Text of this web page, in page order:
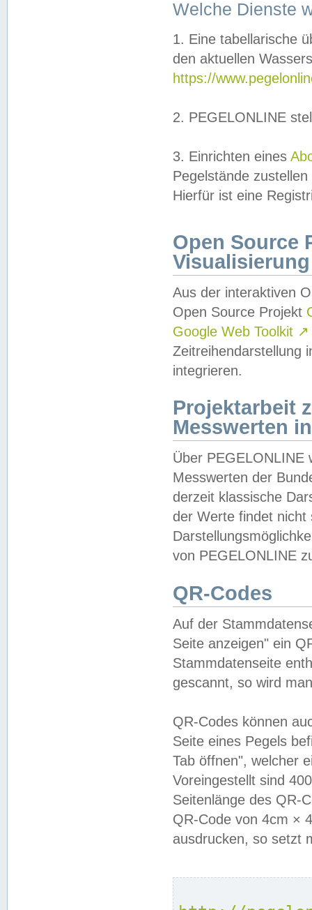
Welche Dienste
1. Eine tabellarische
den aktuellen
https://
2. PEGELONLINE
3. Einrichten eines
Pegelstände
Hierfür ist eine
Open Source
Visualisierung
Aus der interaktiven
Open Source Projekt
Google Web Toolkit ↗
Zeitreihendarstellung
integrieren.
Projektarbeit
Messwerten
Über PEGELONLINE
Messwerten der
derzeit klassische
der Werte findet
von PEGELONLINE
QR-Codes
Auf der
Seite anzeigen" ein
Stammdatenseite
gescannt, so wird
QR-Codes können
Seite eines Pegels
Tab öffnen", welcher
Voreingestellt sind
Seitenlänge des QR-
QR-Code von 4cm ×
ausdrucken, so setzt